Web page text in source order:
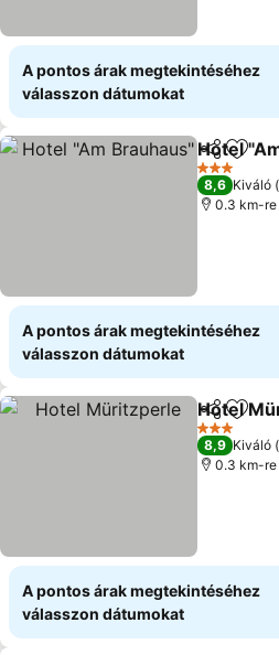
A pontos árak megtekintéséhez
válasszon dátumokat
Hotel
3 Kategória
8,6 Kiváló
0.3 km-re
A pontos árak megtekintéséhez
válasszon dátumokat
Megosztás
Hotel
3 Kategória
8,9 Kiváló
0.3 km-re
A pontos árak megtekintéséhez
válasszon dátumokat